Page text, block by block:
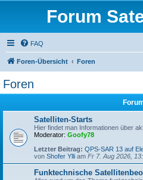
Forum
FAQ
Foren-Übersicht Foren
Foren
Satelliten-Starts
Hier findet man Informationen über
Moderator: Goofy78
Letzter Beitrag: QPS-SAR 13 auf
von Shofer Ylli am Fr 7. Aug 2026,
Funktechnische